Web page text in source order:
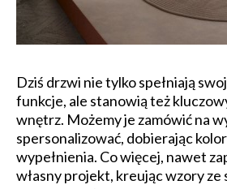
Dziś drzwi nie tylko spełniają
funkcje, ale stanowią też
wnętrz. Możemy je zamówić na
spersonalizować, dobierając
wypełnienia. Co więcej, nawet
własny projekt, kreując wzory ze